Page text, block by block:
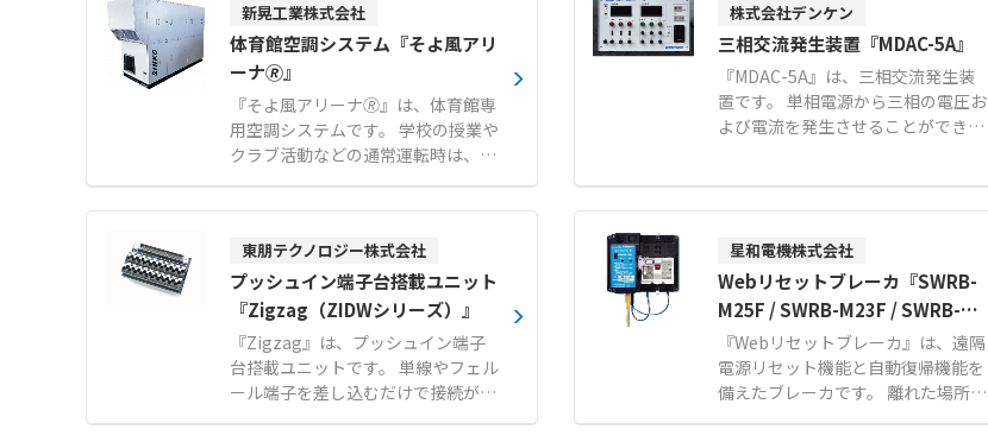
り、屋内の空気環境を快適に維持し
ます。 オプションのドライモジュー
ルを追加することで、夏期の除湿再
熱機能だけでなく、冬期のデフロス
ト時における冷風送風を緩和いたし
ます。 さらに水気化式加湿器の搭載
も可能であり、乾燥しがちな冬期の
室内にも潤いのある空気を提供しま
す。 【特徴】 ●空調機と室外機を
一体化させた省スペース設計による
高い設置性 ●新鮮な外気を常時取り
入れて屋内の空気環境を快適に保つ
全外気システム ●除湿再熱や冬期の
冷風送風緩和を可能にするドライモ
ジュールオプション 【用途・事例】
●確実な換気と快適な温度管理が同
とができます。 スライド式栽培台を
用いて栽培面積を増やし、限られた
スペースを最大限に活用します。 ま
た、ハイドロコントローラにより循
環養液の肥料濃度や酸度を自動で管
理でき、養液温度の調整も可能なた
します。 初期投資を抑えやすく、充
実した栽培技術サポート研修が用意
されているため、農業未経験の方や
異業種からの新規参入、農福連携の
事業としても取り組みやすいシステ
ムです。 【特徴】 ●NFT方式とス
ライド式栽培台による資材コスト抑
制と面積の有効活用 ●ハイドロコン
トローラと熱交換器を用いた養液濃
新晃工業株式会社
体育館空調システム『そよ風アリ
ーナ🄬』
『そよ風アリーナ🄬』は、体育館専
用空調システムです。 学校の授業や
クラブ活動などの通常運転時は、避
難所利用などの災害時にも、館内全
体をムラなく温度調整し、快適な環
に設置するため館内は非常に静かで
あり、館内に設置するそよ風ディフ
ューザーは柔らかい素材のため、万
が一落下してもそよ風ディフューザ
ー全体から染み出すようにやわらか
な気流が流れるため、バドミントン
や卓球など、気流の影響を受けやす
い繊細なスポーツにも最適です。 け
株式会社デンケン
三相交流発生装置『MDAC-5A』
『MDAC-5A』は、三相交流発生装
置です。 単相電源から三相の電圧お
よび電流を発生させることができま
器類の動作確認、配線確認を容易に
行えます。 さらに、発電機の並列運
転における負荷分担制御装置の試験
にも対応しています。 本体は約22k
gと軽量かつコンパクトな設計で、
試験工程の時間短縮を実現します。
【特徴】 ●電流・電圧・周波数・位
相をそれぞれ独立して設定可能な優
東朋テクノロジー株式会社
プッシュイン端子台搭載ユニット
『Zigzag（ZIDWシリーズ）』
『Zigzag』は、プッシュイン端子
台搭載ユニットです。 単線やフェル
ール端子を差し込むだけで接続が完
了するメーカー製プッシュイン端子
星和電機株式会社
Webリセットブレーカ『SWRB-
M25F / SWRB-M23F / SWRB-E2
3F3』
『Webリセットブレーカ』は、遠隔
電源リセット機能と自動復帰機能を
備えたブレーカです。 離れた場所の
Webブラウザから電源を再起動させ